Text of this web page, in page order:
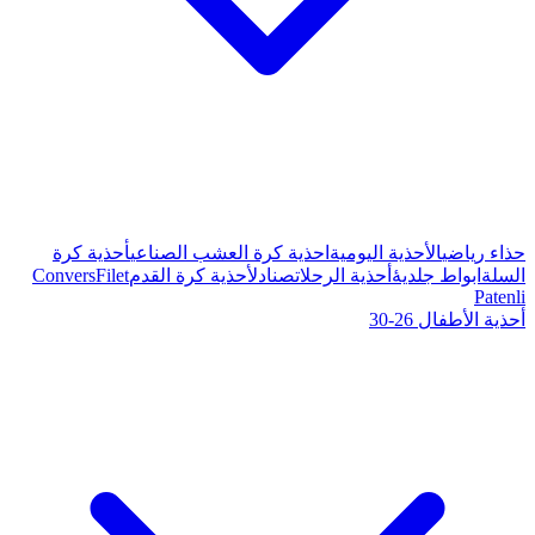
كرة العشب الصناعيأحذية كرة
صنادل أحذية كرة القدم ConversFilet